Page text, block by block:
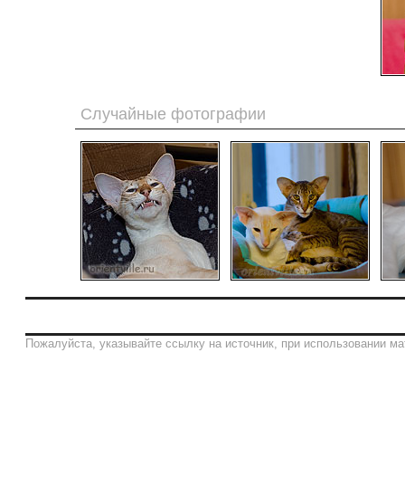
Случайные фотографии
Пожалуйста, указывайте ссылку на источник, при использовании